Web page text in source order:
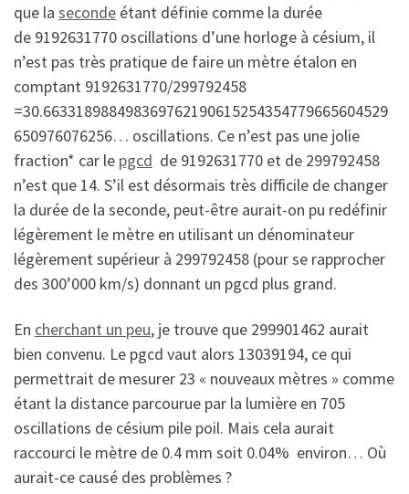
que la seconde étant définie comme la durée
de 9192631770 oscillations d’une horloge à césium, il
n’est pas très pratique de faire un mètre étalon en
comptant 9192631770/299792458
=30.663318988498369762190615254354779665604529
650976076256… oscillations. Ce n’est pas une jolie
fraction* car le pgcd de 9192631770 et de 299792458
n’est que 14. S’il est désormais très difficile de changer
la durée de la seconde, peut-être aurait-on pu redéfinir
légèrement le mètre en utilisant un dénominateur
légèrement supérieur à 299792458 (pour se rapprocher
des 300’000 km/s) donnant un pgcd plus grand.
En cherchant un peu, je trouve que 299901462 aurait
bien convenu. Le pgcd vaut alors 13039194, ce qui
permettrait de mesurer 23 « nouveaux mètres » comme
étant la distance parcourue par la lumière en 705
oscillations de césium pile poil. Mais cela aurait
raccourci le mètre de 0.4 mm soit 0.04% environ… Où
aurait-ce causé des problèmes ?